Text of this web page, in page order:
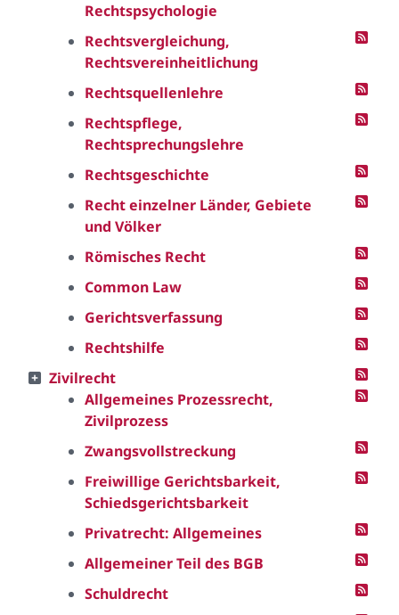
Rechtspsychologie
Rechtsvergleichung,
Rechtsvereinheitlichung
Rechtsquellenlehre
Rechtspflege,
Rechtsprechungslehre
Rechtsgeschichte
Recht einzelner Länder, Gebiete
und Völker
Römisches Recht
Common Law
Gerichtsverfassung
Rechtshilfe
Zivilrecht
Allgemeines Prozessrecht,
Zivilprozess
Zwangsvollstreckung
Freiwillige Gerichtsbarkeit,
Schiedsgerichtsbarkeit
Privatrecht: Allgemeines
Allgemeiner Teil des BGB
Schuldrecht